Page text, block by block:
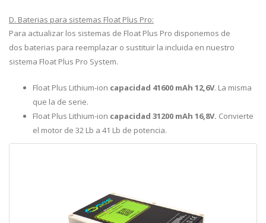
D. Baterias para sistemas Float Plus Pro:
Para actualizar los sistemas de Float Plus Pro disponemos de
dos baterias para reemplazar o sustituir la incluida en nuestro
sistema Float Plus Pro System.
Float Plus Lithium-ion capacidad 41600 mAh 12,6V. La misma
que la de serie.
Float Plus Lithium-ion capacidad 31200 mAh 16,8V. Convierte
el motor de 32 Lb a 41 Lb de potencia.